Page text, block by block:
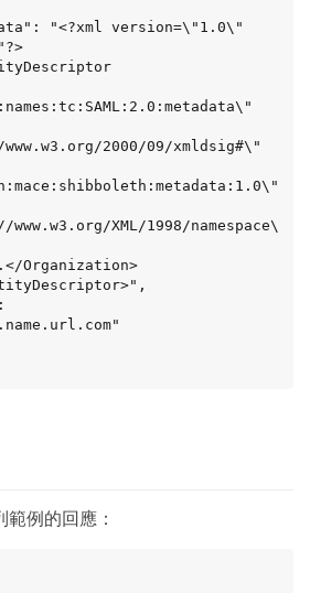
2000/09/xmldsig#\"
XML/1998/namespace\
例的回應：